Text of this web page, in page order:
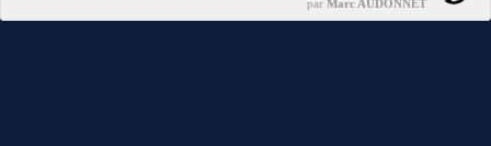
par Marc AUDONNET